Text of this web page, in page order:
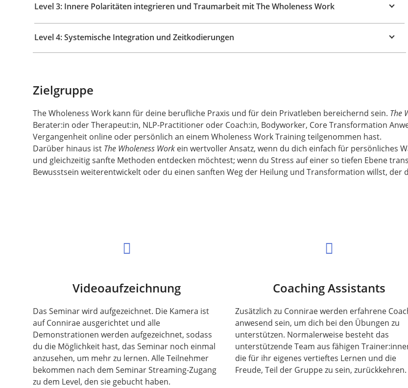
Level 3: Innere Polaritäten integrieren und Traumarbeit mit The Wholeness Work
Level 4: Systemische Integration und Zeitkodierungen
Zielgruppe
The Wholeness Work kann für deine berufliche Praxis und für dein Privatleben bereichernd sein. The
Berater:in oder Therapeut:in, NLP-Practitioner oder Coach:in, Bodyworker, Core Transformation
Vergangenheit online oder persönlich an einem Wholeness Work Training teilgenommen hast.
Darüber hinaus ist The Wholeness Work ein wertvoller Ansatz, wenn du dich einfach für persönliches
und gleichzeitig sanfte Methoden entdecken möchtest; wenn du Stress auf einer so tiefen Ebene
Bewusstsein weiterentwickelt oder du einen sanften Weg der Heilung und Transformation willst, der
Videoaufzeichnung
Das Seminar wird aufgezeichnet. Die Kamera ist
auf Connirae ausgerichtet und alle
Demonstrationen werden aufgezeichnet, sodass
du die Möglichkeit hast, das Seminar noch einmal
anzusehen, um mehr zu lernen. Alle Teilnehmer
bekommen nach dem Seminar Streaming-Zugang
zu dem Level, den sie gebucht haben.
Coaching Assistants
Zusätzlich zu Connirae werden erfahrene
anwesend sein, um dich bei den Übungen zu
unterstützen. Normalerweise besteht das
unterstützende Team aus fähigen
die für ihr eigenes vertieftes Lernen und die
Freude, Teil der Gruppe zu sein, zurückkehren.